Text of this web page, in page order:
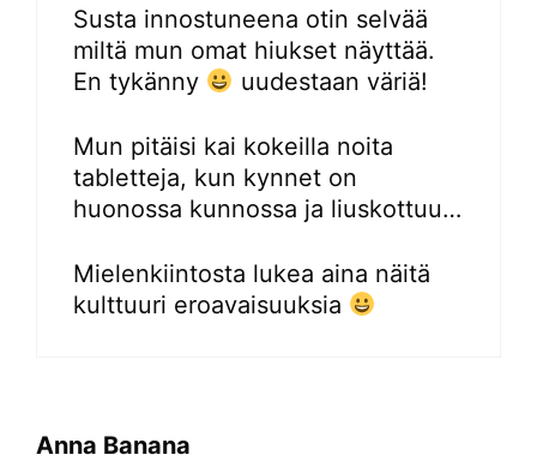
Susta innostuneena otin selvää
miltä mun omat hiukset näyttää.
En tykänny
uudestaan väriä!
Mun pitäisi kai kokeilla noita
tabletteja, kun kynnet on
huonossa kunnossa ja liuskottuu…
Mielenkiintosta lukea aina näitä
kulttuuri eroavaisuuksia
Anna Banana